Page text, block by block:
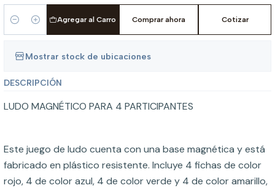
Cantidad
Agregar al Carro Comprar ahora Cotizar
Mostrar stock de ubicaciones
DESCRIPCIÓN
LUDO MAGNÉTICO PARA 4 PARTICIPANTES
Este juego de ludo cuenta con una base magnética y está
fabricado en plástico resistente. Incluye 4 fichas de color
rojo, 4 de color azul, 4 de color verde y 4 de color amarillo,